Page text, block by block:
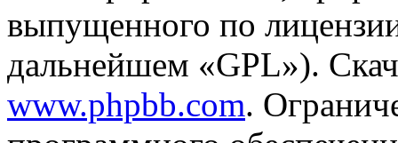
выпущенного по
дальнейшем «GPL»).
www.phpbb.com.